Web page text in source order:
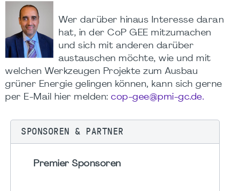
Wer darüber hinaus Interesse daran
hat, in der CoP GEE mitzumachen
und sich mit anderen darüber
austauschen möchte, wie und mit
welchen Werkzeugen Projekte zum Ausbau
grüner Energie gelingen können, kann sich gerne
per E-Mail hier melden: cop-gee@pmi-gc.de.
SPONSOREN & PARTNER
Premier Sponsoren